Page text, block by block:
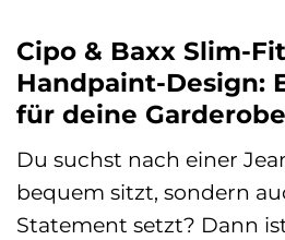
Cipo & Baxx Slim-
Handpaint-Design:
für deine Garderobe
Du suchst nach einer
bequem sitzt, sondern
Statement setzt? Dann